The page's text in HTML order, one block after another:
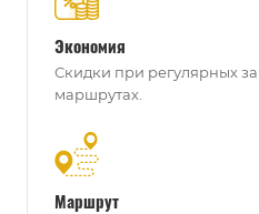
Экономия
Скидки при регулярных
маршрутах.
Маршрут